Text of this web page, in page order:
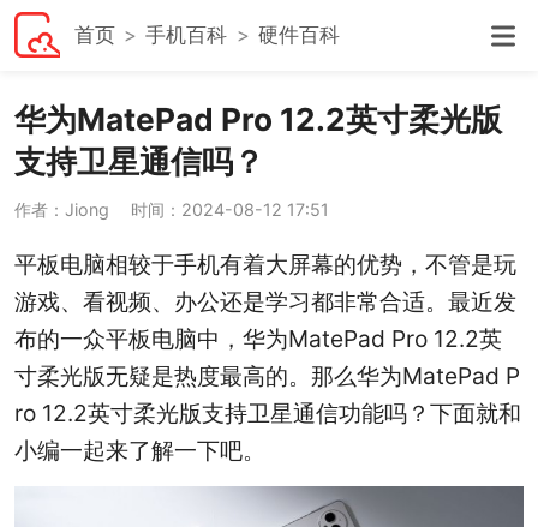
首页 手机百科 硬件百科
华为MatePad Pro 12.2英寸柔光版
支持卫星通信吗？
作者：Jiong 时间：2024-08-12 17:51
平板电脑相较于手机有着大屏幕的优势，不管是玩
游戏、看视频、办公还是学习都非常合适。最近发
布的一众平板电脑中，华为MatePad Pro 12.2英
寸柔光版无疑是热度最高的。那么华为MatePad P
ro 12.2英寸柔光版支持卫星通信功能吗？下面就和
小编一起来了解一下吧。